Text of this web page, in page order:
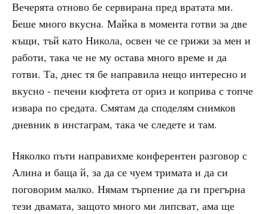
Вечерята отново бе сервирана пред вратата ми.
Беше много вкусна. Майка в момента готви за две
къщи, тъй като Никола, освен че се грижи за мен и
работи, така че не му остава много време и да
готви. Та, днес тя бе направила нещо интересно и
вкусно - печени кюфтета от ориз и коприва с топче
извара по средата. Смятам да споделям снимков
дневник в инстаграм, така че следете и там.
Няколко пъти направихме конферентен разговор с
Алина и баща й, за да се чуем тримата и да си
поговорим малко. Нямам търпение да ги прегърна
тези двамата, защото много ми липсват, ама ще